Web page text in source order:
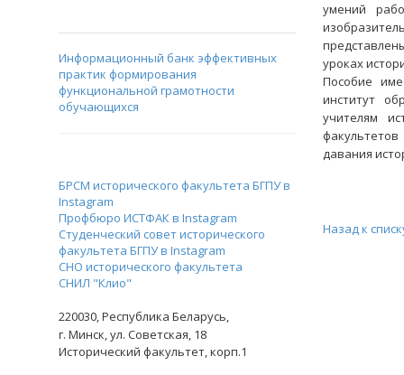
Информационный банк эффективных
практик формирования
функциональной грамотности
обучающихся
БРСМ исторического факультета БГПУ в
Instagram
Профбюро ИСТФАК в Instagram
Студенческий совет исторического
факультета БГПУ в Instagram
СНО исторического факультета
СНИЛ "Клио"
220030,Республика Беларусь,
г. Минск,ул. Советская, 18
Исторический факультет, корп.1
умений
уроках
Пособие
институт
учителям
давания
Назад к